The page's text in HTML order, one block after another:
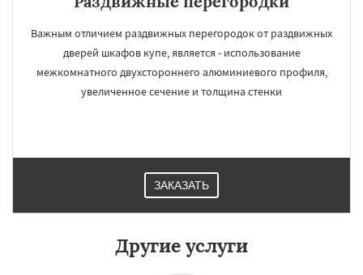
Важным отличием раздвижных перегородок от раздвижных
дверей шкафов купе, является - использование
межкомнатного двухстороннего алюминиевого профиля,
увеличенное сечение и толщина стенки
ЗАКАЗАТЬ
Другие услуги